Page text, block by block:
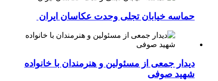
حماسه خیابان تجلی وحدت عکاسان ایران
دیدار جمعی از مسئولین و هنرمندان با خانواده
شهید صوفی